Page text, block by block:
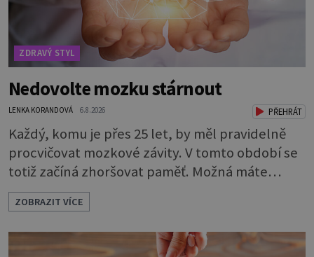
ZDRAVÝ STYL
Nedovolte mozku stárnout
LENKA KORANDOVÁ 6.8.2026 PŘEHRÁT
Každý, komu je přes 25 let, by měl pravidelně
procvičovat mozkové závity. V tomto období se
totiž začíná zhoršovat paměť. Možná máte
problém vzpomenout si na jméno kolegy z
práce. Nebo marně v paměti lovíte název
knížky, kterou jste nedávno přečetli. Je to
opravdu tak, s věkem jako kdyby se paměť
ZOBRAZIT VÍCE